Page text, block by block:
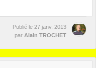
Publié le 27 janv. 2013
par Alain TROCHET